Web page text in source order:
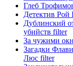
Глеб
Детектив Рой
Дублинский
убийств filter
За чужими
Загадки
Люс filter